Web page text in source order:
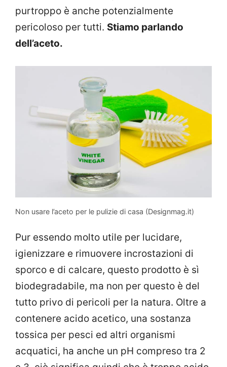
purtroppo è anche potenzialmente
pericoloso per tutti. Stiamo parlando
dell’aceto.
Non usare l’aceto per le pulizie di casa (Designmag.it)
Pur essendo molto utile per lucidare,
igienizzare e rimuovere incrostazioni di
sporco e di calcare, questo prodotto è sì
biodegradabile, ma non per questo è del
tutto privo di pericoli per la natura. Oltre a
contenere acido acetico, una sostanza
tossica per pesci ed altri organismi
acquatici, ha anche un pH compreso tra 2